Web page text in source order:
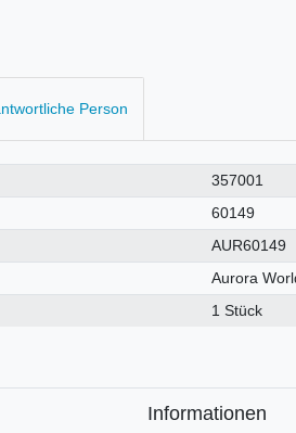
Person
357001
60149
AUR60149
Aurora
1 Stück
Informationen